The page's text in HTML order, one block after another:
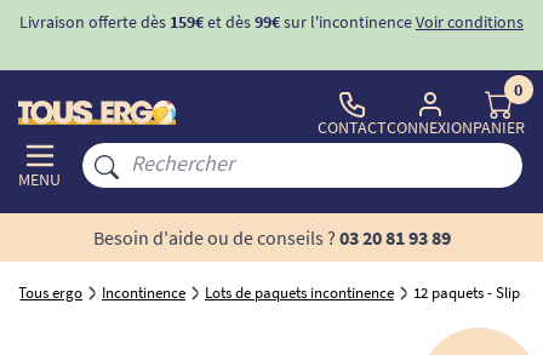
Livraison offerte dès 159€et dès99€sur l'incontinenceVoir conditions
MENU
CONTACTCONNEXION
0
PANIER
Besoin d'aide ou de conseils ? 03 20 81 93 89
Tous ergo Incontinence Lots de paquets incontinence 12 paquets - Slip